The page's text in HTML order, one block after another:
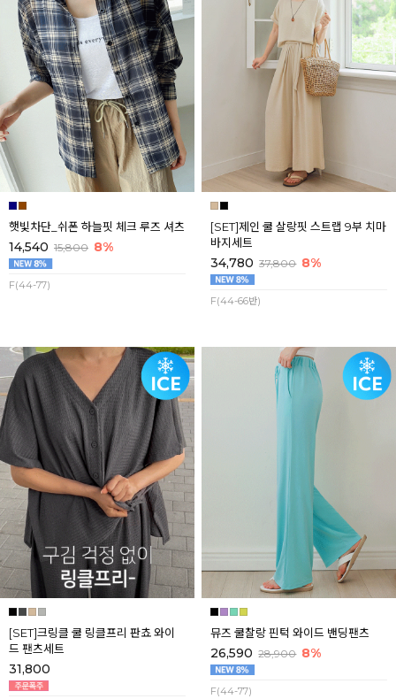
햇빛차단_쉬폰 하늘핏 체크 루즈 셔츠
14,540 15,800 8%
F(44-77)
[SET]제인 쿨 살랑핏 스트랩 9부 치마
바지세트
34,780 37,800 8%
F(44-66반)
[SET]크링클 쿨 링클프리 판쵸 와이
드 팬츠세트
31,800
뮤즈 쿨찰랑 핀턱 와이드 밴딩팬츠
26,590 28,900 8%
F(44-77)